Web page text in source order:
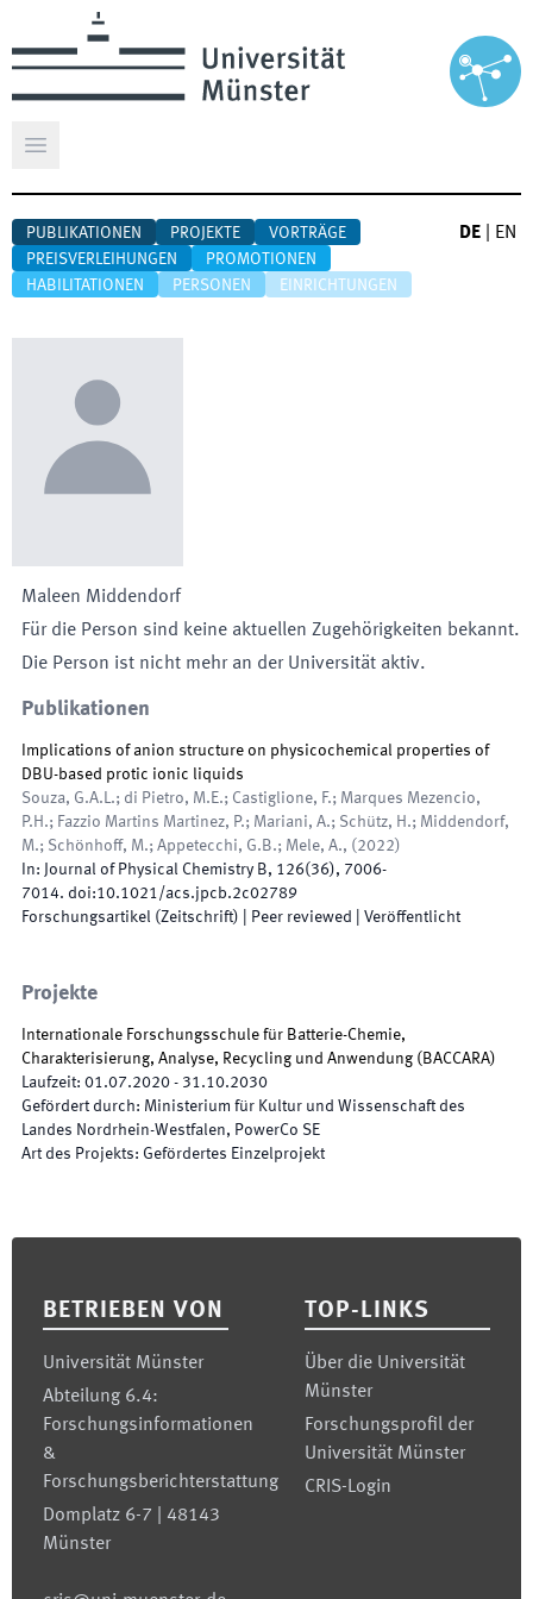
Hauptmenü öffnen
PUBLIKATIONEN PROJEKTE
VORTRÄGE
PREISVERLEIHUNGEN
PROMOTIONEN
HABILITATIONEN
PERSONEN EINRICHTUNGEN
DE EN
Maleen Middendorf
Für die Person sind keine aktuellen Zugehörigkeiten bekannt.
Die Person ist nicht mehr an der Universität aktiv.
Publikationen
Implications of anion structure on physicochemical properties of
DBU-based protic ionic liquids
Souza, G.A.L.; di Pietro, M.E.; Castiglione, F.; Marques Mezencio,
P.H.; Fazzio Martins Martinez, P.; Mariani, A.; Schütz, H.; Middendorf,
M.; Schönhoff, M.; Appetecchi, G.B.; Mele, A., ( 2022)
In: Journal of Physical Chemistry B, 126(36), 7006-
7014. doi:10.1021/acs.jpcb.2c02789
Forschungsartikel (Zeitschrift) | Peer reviewed Veröffentlicht
Projekte
Internationale Forschungsschule für Batterie-Chemie,
Charakterisierung, Analyse, Recycling und Anwendung ( BACCARA)
Laufzeit: 01.07.2020 - 31.10.2030
Gefördert durch: Ministerium für Kultur und Wissenschaft des
Landes Nordrhein-Westfalen, PowerCo SE
Art des Projekts: Gefördertes Einzelprojekt
BETRIEBEN VON
Universität Münster
Abteilung 6.4:
Forschungsinformationen
&
Forschungsberichterstattung
Domplatz 6-7 | 48143
Münster
TOP-LINKS
Über die Universität
Münster
Forschungsprofil der
Universität Münster
CRIS-Login